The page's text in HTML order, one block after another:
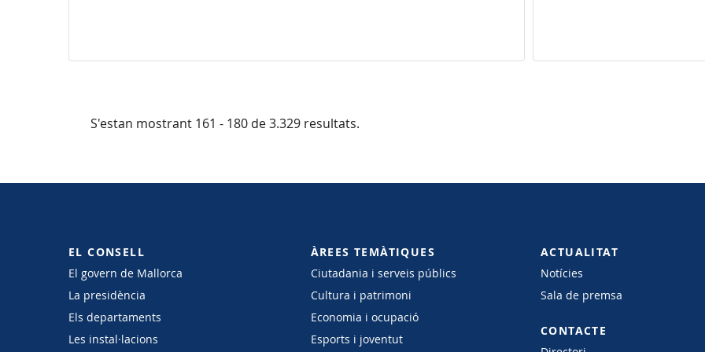
S'estan mostrant 161 - 180 de 3.329 resultats.
EL CONSELL
El govern de Mallorca
La presidència
Els departaments
Les instal·lacions
ÀREES TEMÀTIQUES
Ciutadania i serveis públics
Cultura i patrimoni
Economia i ocupació
Esports i joventut
ACTUALITAT
Notícies
Sala de premsa
CONTACTE